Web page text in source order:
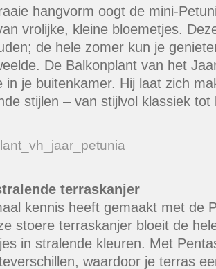
hangvorm oogt de mini-
vrolijke, kleine bloemetjes.
de hele zomer kun je
De Balkonplant van het
in je buitenkamer. Hij laat zich
stijlen – van stijlvol klassiek tot
terraskanjer
kennis heeft gemaakt met de
stoere terraskanjer bloeit de
in stralende kleuren. Met
waardoor je terras